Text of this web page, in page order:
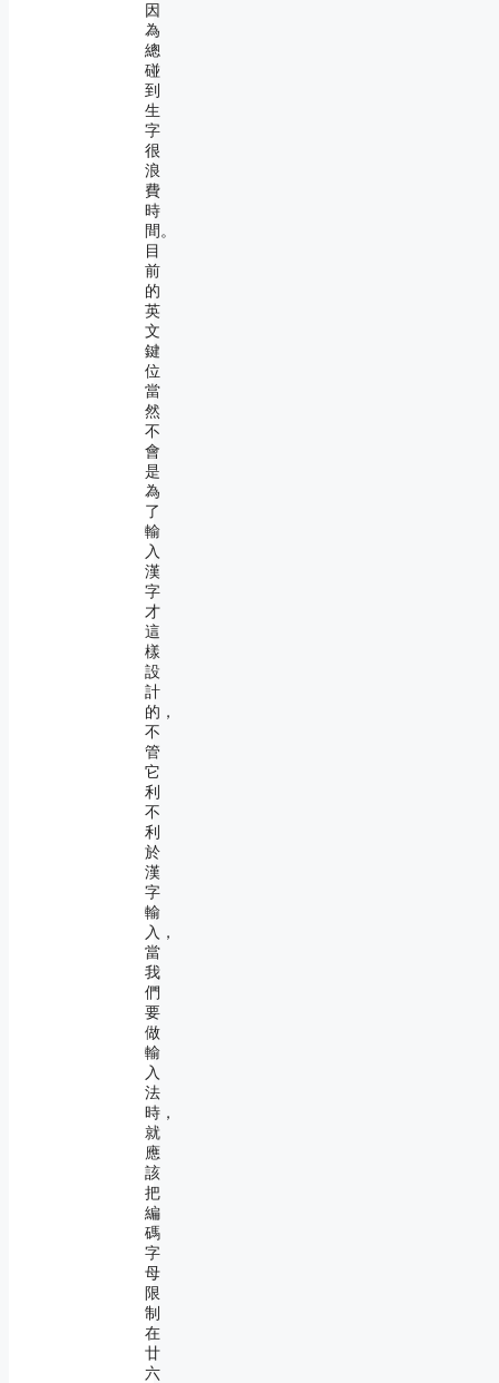
因
為
總
碰
到
生
字
很
浪
費
時
間。
目
前
的
英
文
鍵
位
當
然
不
會
是
為
了
輸
入
漢
字
才
這
樣
設
計
的，
不
管
它
利
不
利
於
漢
字
輸
入，
當
我
們
要
做
輸
入
法
時，
就
應
該
把
編
碼
字
母
限
制
在
廿
六